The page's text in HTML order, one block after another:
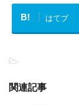
B! はてブ
-
関連記事